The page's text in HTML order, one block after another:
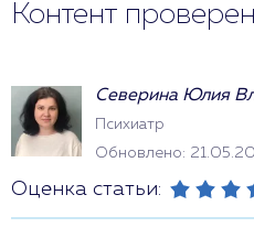
Контент
Северина Юлия
Психиатр
Обновлено:
Оценка статьи: